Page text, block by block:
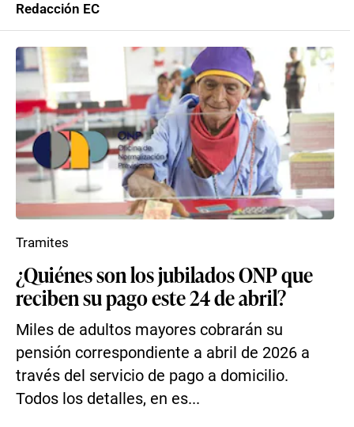
Redacción EC
¿Quiénes son los jubilados ONP que
reciben su pago este 24 de abril?
Miles de adultos mayores cobrarán su
pensión correspondiente a abril de 2026 a
través del servicio de pago a domicilio.
Todos los detalles, en es...
Tramites